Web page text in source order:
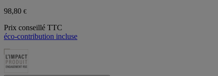
98,80 €
Prix conseillé TTC
éco-contribution incluse